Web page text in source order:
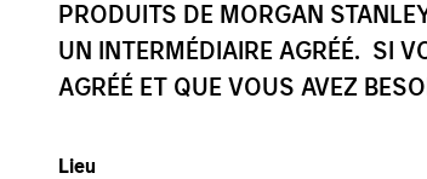
PRODUITS DE MORGAN
UN INTERMÉDIAIRE AGRÉÉ. SI
AGRÉÉ ET QUE VOUS AVEZ
Lieu